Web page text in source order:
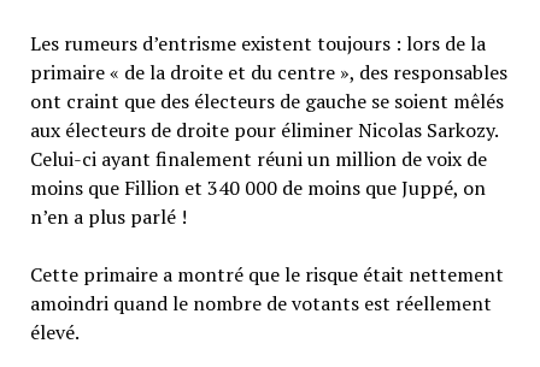
Les rumeurs d’entrisme existent toujours : lors de la
primaire « de la droite et du centre », des responsables
ont craint que des électeurs de gauche se soient mêlés
aux électeurs de droite pour éliminer Nicolas Sarkozy.
Celui-ci ayant finalement réuni un million de voix de
moins que Fillion et 340 000 de moins que Juppé, on
n’en a plus parlé !
Cette primaire a montré que le risque était nettement
amoindri quand le nombre de votants est réellement
élevé.